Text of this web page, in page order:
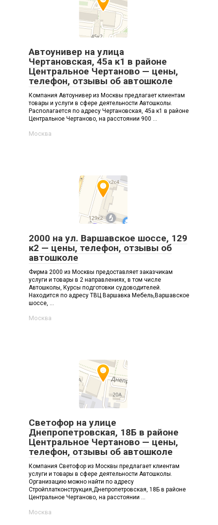
Автоунивер на улица
Чертановская, 45а к1 в районе
Центральное Чертаново — цены,
телефон, отзывы об автошколе
Компания Автоунивер из Москвы предлагает клиентам
товары и услуги в сфере деятельности Автошколы.
Располагается по адресу Чертановская, 45а к1 в районе
Центральное Чертаново, на расстоянии 900 ...
Москва
2000 на ул. Варшавское шоссе, 129
к2 — цены, телефон, отзывы об
автошколе
Фирма 2000 из Москвы предоставляет заказчикам
услуги и товары в 2 направлениях, в том числе
Автошколы, Курсы подготовки судоводителей.
Находится по адресу ТВЦ Варшавка Мебель,Варшавское
шоссе, ...
Москва
Светофор на улице
Днепропетровская, 18Б в районе
Центральное Чертаново — цены,
телефон, отзывы об автошколе
Компания Светофор из Москвы предлагает клиентам
услуги и товары в сфере деятельности Автошколы.
Организацию можно найти по адресу
Стройплатконструкция,Днепропетровская, 18Б в районе
Центральное Чертаново, на расстоянии ...
Москва